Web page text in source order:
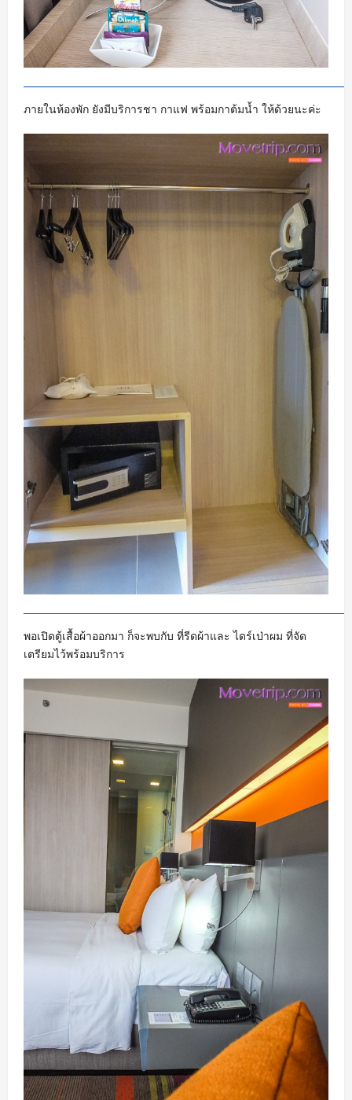
ภายในห้องพัก ยังมีบริการชา กาแฟ พร้อมกาต้มน้ำ ให้ด้วยนะค่ะ
พอเปิดตู้เสื้อผ้าออกมา ก็จะพบกับ ที่รีดผ้าและ ไดร์เป่าผม ที่จัด
เตรียมไว้พร้อมบริการ